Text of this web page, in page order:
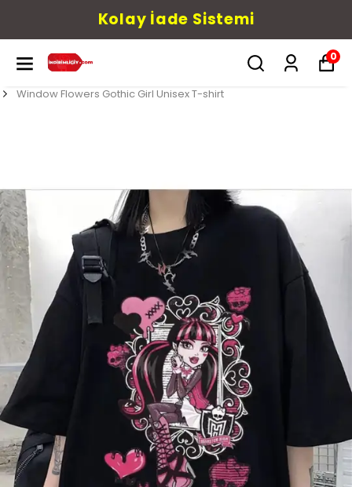
Kolay İade Sistemi
0
Window Flowers Gothic Girl Unisex T-shirt